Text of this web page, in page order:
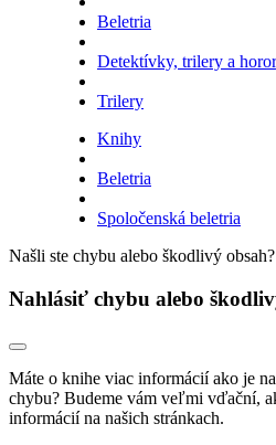
Beletria
Detektívky, trilery a
Trilery
Knihy
Beletria
Spoločenská beletria
Našli ste chybu alebo škodlivý obsah?
Nahlásiť chybu alebo
Máte o knihe viac informácií ako je
chybu? Budeme vám veľmi vďační,
informácií na našich stránkach.